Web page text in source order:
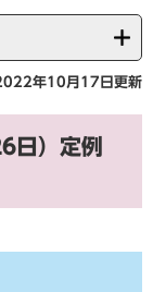
年10月17日更新
）定例